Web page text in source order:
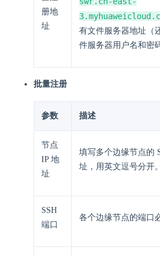
册地
址
有文件服务器地址（
件服务器用户名和密
批量注册
参数 描述
节点
IP 地
址
填写多个边缘节点的
址，用英文逗号分开。
SSH
端口
各个边缘节点的端口